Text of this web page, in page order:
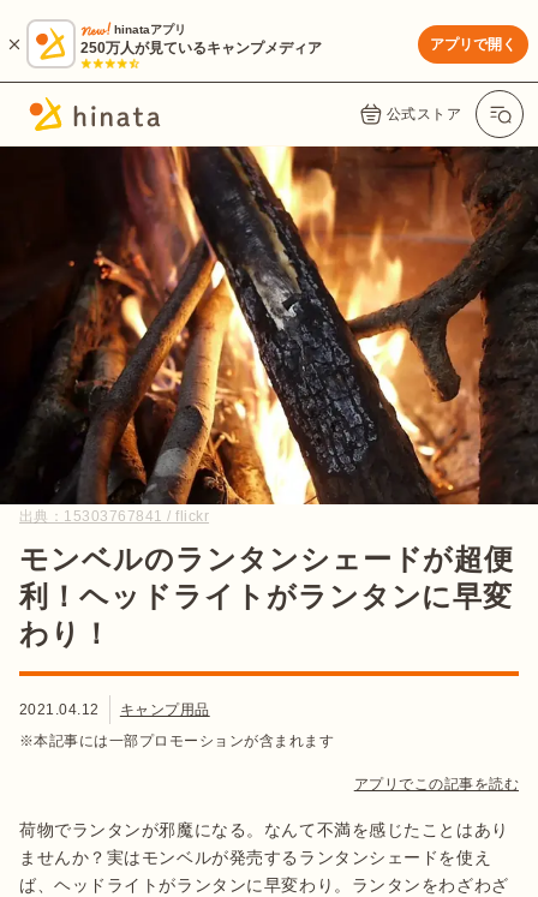
hinataアプリ
250万人が見ているキャンプメディア アプリで開く
公式ストア
出典： 15303767841 / flickr
モンベルのランタンシェードが超便
利！ヘッドライトがランタンに早変
わり！
2021.04.12
キャンプ用品
※本記事には一部プロモーションが含まれます
アプリでこの記事を読む
荷物でランタンが邪魔になる。なんて不満を感じたことはあり
ませんか？実はモンベルが発売するランタンシェードを使え
ば、ヘッドライトがランタンに早変わり。ランタンをわざわざ